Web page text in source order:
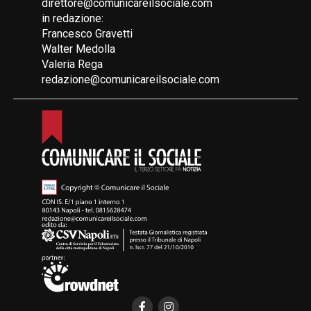
direttore@comunicareilsociale.com
in redazione:
Francesco Gravetti
Walter Medolla
Valeria Rega
redazione@comunicareilsociale.com